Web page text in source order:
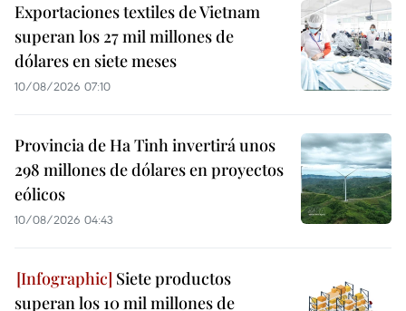
Exportaciones textiles de Vietnam
superan los 27 mil millones de
dólares en siete meses
10/08/2026 07:10
Provincia de Ha Tinh invertirá unos
298 millones de dólares en proyectos
eólicos
10/08/2026 04:43
Siete productos
superan los 10 mil millones de